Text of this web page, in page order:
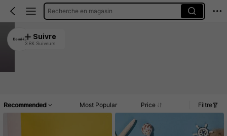
Recherche en magasin
Do-Mi-Ku
4.95
Suivre
3.8K Suiveurs
Recommended Most Popular Price Filtre